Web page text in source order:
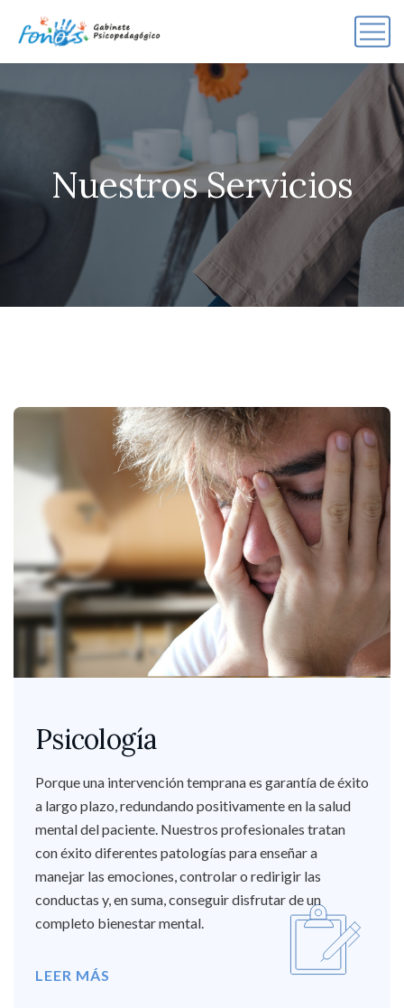
Nuestros Servicios
Psicología
Porque una intervención temprana es garantía de éxito
a largo plazo, redundando positivamente en la salud
mental del paciente. Nuestros profesionales tratan
con éxito diferentes patologías para enseñar a
manejar las emociones, controlar o redirigir las
conductas y, en suma, conseguir disfrutar de un
completo bienestar mental.
LEER MÁS